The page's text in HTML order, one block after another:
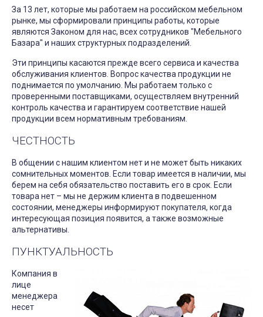
За 13 лет, которые мы работаем на российском мебельном
рынке, мы сформировали принципы работы, которые
являются Законом для нас, всех сотрудников "Мебельного
Базара" и наших структурных подразделений.
Эти принципы касаются прежде всего сервиса и качества
обслуживания клиентов. Вопрос качества продукции не
поднимается по умолчанию. Мы работаем только с
проверенными поставщиками, осуществляем внутренний
контроль качества и гарантируем соответствие нашей
продукции всем нормативным требованиям.
ЧЕСТНОСТЬ
В общении с нашим клиентом нет и не может быть никаких
сомнительных моментов. Если товар имеется в наличии, мы
берем на себя обязательство поставить его в срок. Если
товара нет – мы не держим клиента в подвешенном
состоянии, менеджеры информируют покупателя, когда
интересующая позиция появится, а также возможные
альтернативы.
ПУНКТУАЛЬНОСТЬ
Компания в
лице
менеджера
несет